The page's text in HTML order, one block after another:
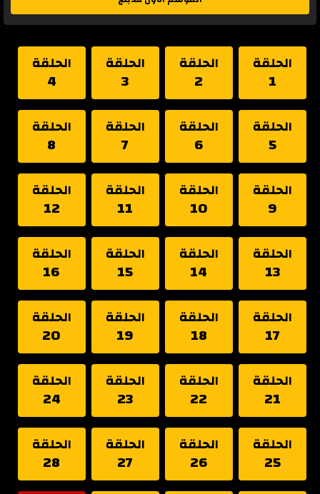
الحلقة
1
الحلقة
2
الحلقة
3
الحلقة
4
الحلقة
5
الحلقة
6
الحلقة
7
الحلقة
8
الحلقة
9
الحلقة
10
الحلقة
11
الحلقة
12
الحلقة
13
الحلقة
14
الحلقة
15
الحلقة
16
الحلقة
17
الحلقة
18
الحلقة
19
الحلقة
20
الحلقة
21
الحلقة
22
الحلقة
23
الحلقة
24
الحلقة
25
الحلقة
26
الحلقة
27
الحلقة
28